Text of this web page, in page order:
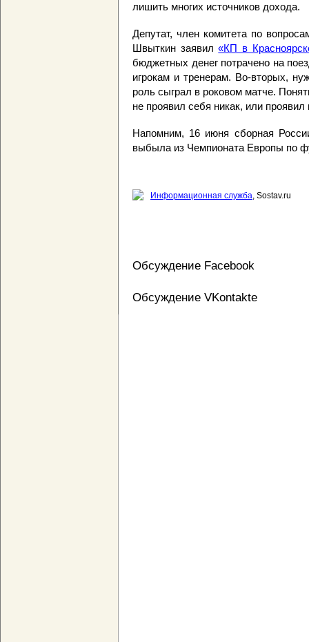
лишить многих источников дохода.
Депутат, член комитета по
Швыткин заявил«КП в
бюджетных денег потрачено на
игрокам и тренерам. Во-вторых,
роль сыграл в роковом матче.
не проявил себя никак, или проявил
Напомним, 16 июня сборная
выбыла из Чемпионата Европы по
Информационная служба, Sostav.ru
Обсуждение Facebook
Обсуждение VKontakte